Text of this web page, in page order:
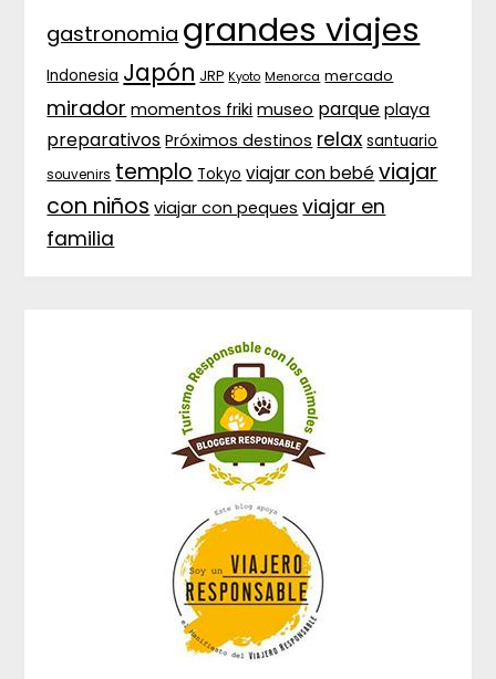
gastronomia grandes viajes
Indonesia Japón JRP Kyoto Menorca mercado
mirador momentos friki museo parque playa
preparativos Próximos destinos relax santuario
souvenirs templo Tokyo viajar con bebé viajar
con niños viajar con peques viajar en
familia